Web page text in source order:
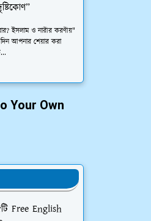
ইসলাম ও নারীর করণীয়"
দিন আপনার শেয়ার করা
Your Own
Free English